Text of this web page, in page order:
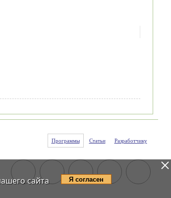
Программы Статьи Разработчику
сайта